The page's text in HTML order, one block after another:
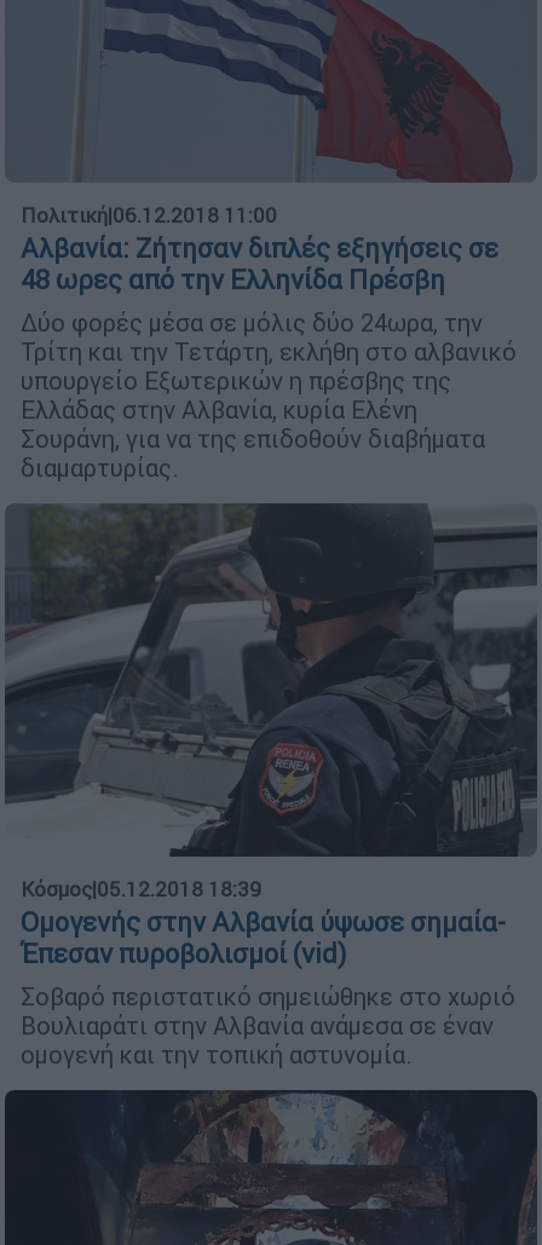
Πολιτική|06.12.2018 11:00
Αλβανία: Ζήτησαν διπλές εξηγήσεις σε
48 ωρες από την Ελληνίδα Πρέσβη
Δύο φορές μέσα σε μόλις δύο 24ωρα, την
Τρίτη και την Τετάρτη, εκλήθη στο αλβανικό
υπουργείο Εξωτερικών η πρέσβης της
Ελλάδας στην Αλβανία, κυρία Ελένη
Σουράνη, για να της επιδοθούν διαβήματα
διαμαρτυρίας.
Κόσμος|05.12.2018 18:39
Ομογενής στην Αλβανία ύψωσε σημαία-
Έπεσαν πυροβολισμοί (vid)
Σοβαρό περιστατικό σημειώθηκε στο χωριό
Βουλιαράτι στην Αλβανία ανάμεσα σε έναν
ομογενή και την τοπική αστυνομία.